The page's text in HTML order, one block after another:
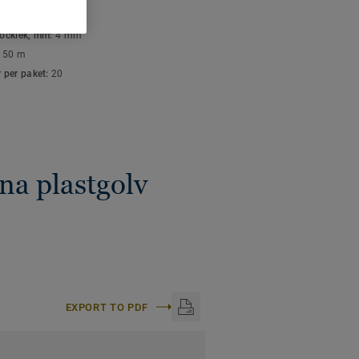
är lätta att hålla rena
golven. Våra
mm:4 mm
50 m
paket: 20
plastgolv
EXPORT TO PDF